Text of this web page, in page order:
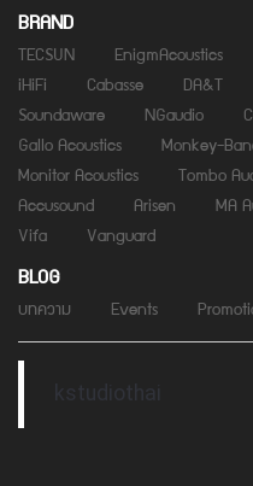
BRAND
TECSUN EnigmAcoustics
iHiFi
Cabasse DA&T
Soundaware
NGaudio
Gallo Acoustics
Monkey-
Monitor Acoustics
Tombo
Accusound
Arisen MA
Vifa
Vanguard
BLOG
บทความ Events
kstudiothai